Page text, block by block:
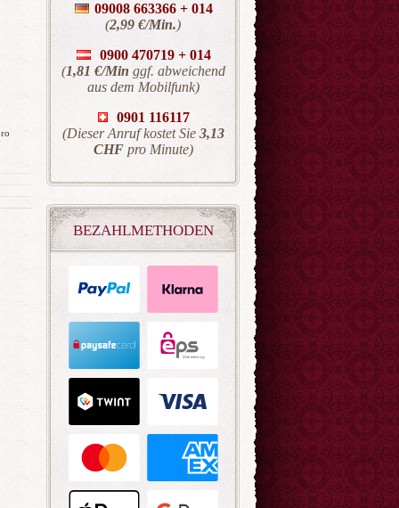
09008 663366 + 014
(2,99 €/Min.)
0900 470719 + 014
(1,81 €/Min ggf. abweichend
aus dem Mobilfunk)
0901 116117
(Dieser Anruf kostet Sie 3,13
CHFpro Minute)
BEZAHLMETHODEN